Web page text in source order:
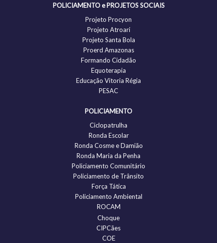
POLICIAMENTO e PROJETOS SOCIAIS
Projeto Procyon
Projeto Atroari
Projeto Santa Bola
Proerd Amazonas
Formando Cidadão
Equoterapia
Educação Vitoria Régia
PESAC
POLICIAMENTO
Ciclopatrulha
Ronda Escolar
Ronda Cosme e Damião
Ronda Maria da Penha
Policiamento Comunitário
Policiamento de Trânsito
Força Tática
Policiamento Ambiental
ROCAM
Choque
CIPCães
COE